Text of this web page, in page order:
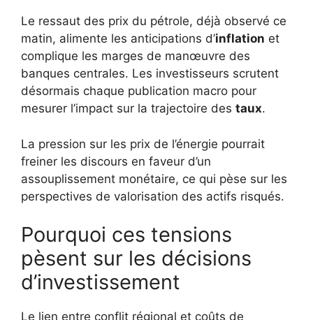
Le ressaut des prix du pétrole, déjà observé ce
matin, alimente les anticipations d’inflation et
complique les marges de manœuvre des
banques centrales. Les investisseurs scrutent
désormais chaque publication macro pour
mesurer l’impact sur la trajectoire des taux.
La pression sur les prix de l’énergie pourrait
freiner les discours en faveur d’un
assouplissement monétaire, ce qui pèse sur les
perspectives de valorisation des actifs risqués.
Pourquoi ces tensions
pèsent sur les décisions
d’investissement
Le lien entre conflit régional et coûts de